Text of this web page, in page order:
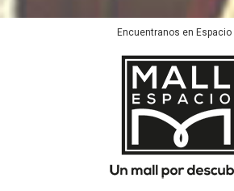
Encuentranos en Espacio